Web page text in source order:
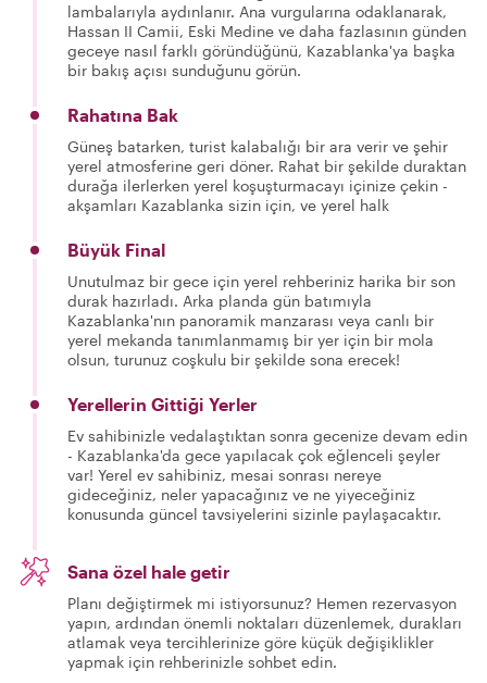
lambalarıyla aydınlanır. Ana vurgularına odaklanarak,
Hassan II Camii, Eski Medine ve daha fazlasının günden
geceye nasıl farklı göründüğünü, Kazablanka'ya başka
bir bakış açısı sunduğunu görün.
Rahatına Bak
Güneş batarken, turist kalabalığı bir ara verir ve şehir
yerel atmosferine geri döner. Rahat bir şekilde duraktan
durağa ilerlerken yerel koşuşturmacayı içinize çekin -
akşamları Kazablanka sizin için, ve yerel halk
Büyük Final
Unutulmaz bir gece için yerel rehberiniz harika bir son
durak hazırladı. Arka planda gün batımıyla
Kazablanka'nın panoramik manzarası veya canlı bir
yerel mekanda tanımlanmamış bir yer için bir mola
olsun, turunuz coşkulu bir şekilde sona erecek!
Yerellerin Gittiği Yerler
Ev sahibinizle vedalaştıktan sonra gecenize devam edin
- Kazablanka'da gece yapılacak çok eğlenceli şeyler
var! Yerel ev sahibiniz, mesai sonrası nereye
gideceğiniz, neler yapacağınız ve ne yiyeceğiniz
konusunda güncel tavsiyelerini sizinle paylaşacaktır.
Sana özel hale getir
Planı değiştirmek mi istiyorsunuz? Hemen rezervasyon
yapın, ardından önemli noktaları düzenlemek, durakları
atlamak veya tercihlerinize göre küçük değişiklikler
yapmak için rehberinizle sohbet edin.